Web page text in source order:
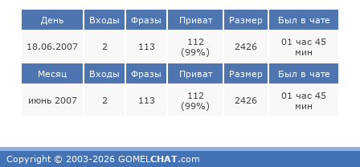
День Входы Фразы Приват Размер Был в чате
18.06.2007 2 113
112
(99%)
2426
01 час 45
мин
Месяц Входы Фразы Приват Размер Был в чате
июнь 2007 2 113
112
(99%)
2426
01 час 45
мин
Copyright © 2003-2026 GOMEL CHAT.com